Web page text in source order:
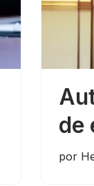
de
por